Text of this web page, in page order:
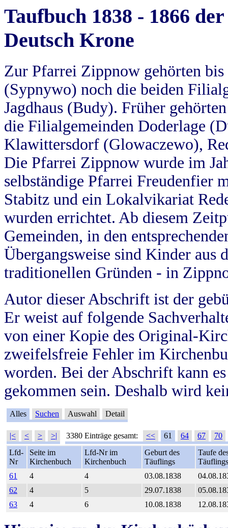
Taufbuch 1838 - 1866
Deutsch Krone
Zur Pfarrei Zippnow gehörten
(Sypnywo) noch die beiden
Jagdhaus (Budy). Früher
die Filialgemeinden Doderlage
Klawittersdorf (Glowaczewo),
Die Pfarrei Zippnow wurde im
selbständige Pfarrei Freudenfier
Stabitz und ein Lokalvikariat
wurden errichtet. Ab diesem
Gemeinden, in den
Übergangsweise sind Kinder aus
traditionellen Gründen - in
Autor dieser Abschrift ist der
Er weist auf folgende
von einer Kopie des Original-
zweifelsfreie Fehler im
worden. Bei der Abschrift kann
gekommen sein. Deshalb wird
Alles Suchen Auswahl Detail
|< < > >| 3380 Einträge gesamt: << 61 64 67
70
Lfd-
Nr
Seite im
Kirchenbuch
Lfd-Nr im
Kirchenbuch
Geburt des
Täuflings
Taufe
Täuflings
61
4 4 03.08.1838
62
4 5 29.07.1838
63
4 6 10.08.1838